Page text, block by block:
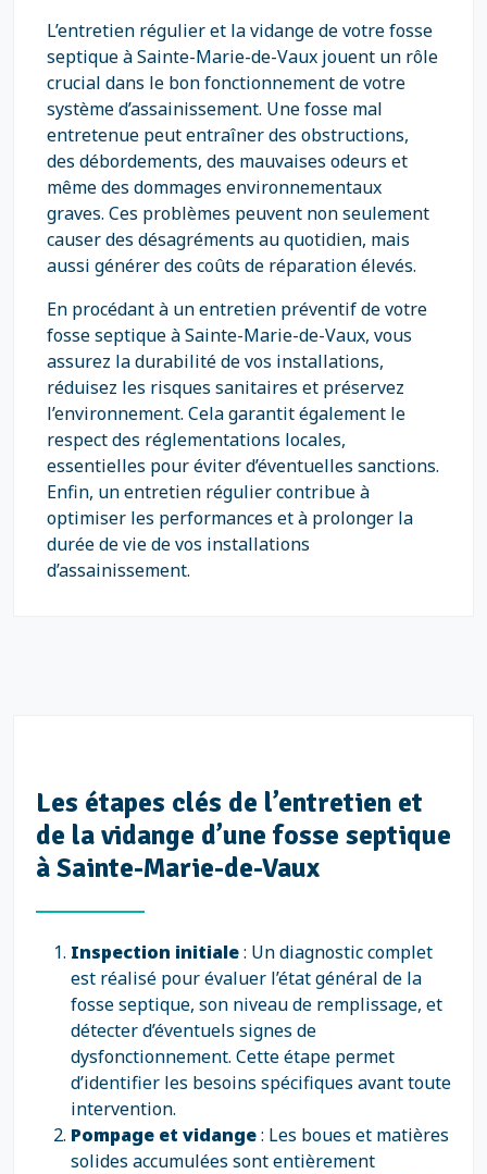
L’entretien régulier et la vidange de votre fosse
septique à Sainte-Marie-de-Vaux jouent un rôle
crucial dans le bon fonctionnement de votre
système d’assainissement. Une fosse mal
entretenue peut entraîner des obstructions,
des débordements, des mauvaises odeurs et
même des dommages environnementaux
graves. Ces problèmes peuvent non seulement
causer des désagréments au quotidien, mais
aussi générer des coûts de réparation élevés.
En procédant à un entretien préventif de votre
fosse septique à Sainte-Marie-de-Vaux, vous
assurez la durabilité de vos installations,
réduisez les risques sanitaires et préservez
l’environnement. Cela garantit également le
respect des réglementations locales,
essentielles pour éviter d’éventuelles sanctions.
Enfin, un entretien régulier contribue à
optimiser les performances et à prolonger la
durée de vie de vos installations
d’assainissement.
Les étapes clés de l’entretien et
de la vidange d’une fosse septique
à Sainte-Marie-de-Vaux
Inspection initiale: Un diagnostic complet
est réalisé pour évaluer l’état général de la
fosse septique, son niveau de remplissage, et
détecter d’éventuels signes de
dysfonctionnement. Cette étape permet
d’identifier les besoins spécifiques avant toute
intervention.
Pompage et vidange: Les boues et matières
solides accumulées sont entièrement